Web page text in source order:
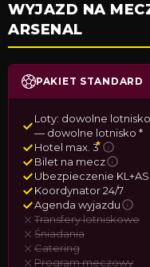
WYJAZD NA
ARSENAL
PAKIET STANDARD
Loty: dowolne
— dowolne lotnisko *
Hotel max. 3★ i
Bilet na mecz i
Ubezpieczenie
Koordynator 24/7
Agenda wyjazdu
i
Transfery lotniskowe
Śniadania
Catering
Program meczowy